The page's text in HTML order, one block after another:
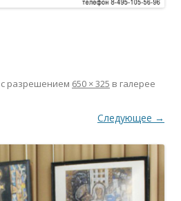
с разрешением 650 × 325 в галерее
Следующее →